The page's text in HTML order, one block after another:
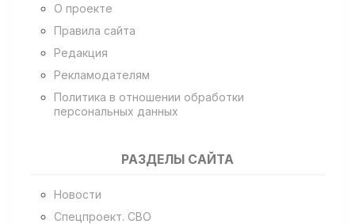
О проекте
Правила сайта
Редакция
Рекламодателям
Политика в отношении обработки
персональных данных
РАЗДЕЛЫ САЙТА
Новости
Спецпроект. СВО